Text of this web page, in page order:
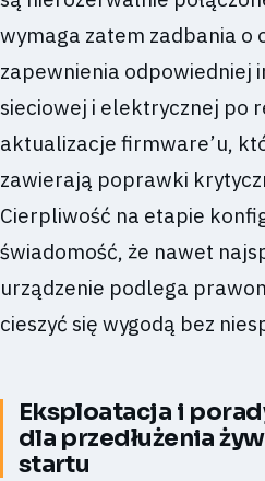
wymaga zatem zadbania o
zapewnienia odpowiedniej
sieciowej i elektrycznej po
aktualizacje firmware’u,
zawierają poprawki
Cierpliwość na etapie
świadomość, że nawet
urządzenie podlega
cieszyć się wygodą bez
Eksploatacja i
dla przedłużenia
startu